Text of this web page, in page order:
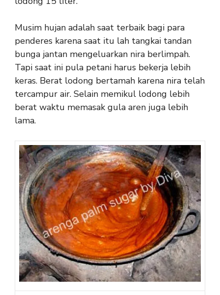
Musim hujan adalah saat terbaik bagi para
penderes karena saat itu lah tangkai tandan
bunga jantan mengeluarkan nira berlimpah.
Tapi saat ini pula petani harus bekerja lebih
keras. Berat lodong bertamah karena nira telah
tercampur air. Selain memikul lodong lebih
berat waktu memasak gula aren juga lebih
lama.